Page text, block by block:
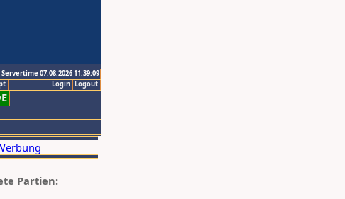
Servertime 07.08.2026 11:39:09
Logout
Login
Partien: